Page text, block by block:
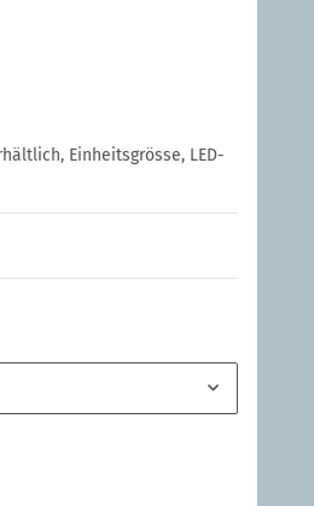
Einheitsgrösse, LED-